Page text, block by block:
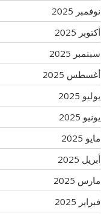
نوفمبر 2025
أكتوبر 2025
سبتمبر 2025
أغسطس 2025
يوليو 2025
يونيو 2025
مايو 2025
أبريل 2025
مارس 2025
فبراير 2025